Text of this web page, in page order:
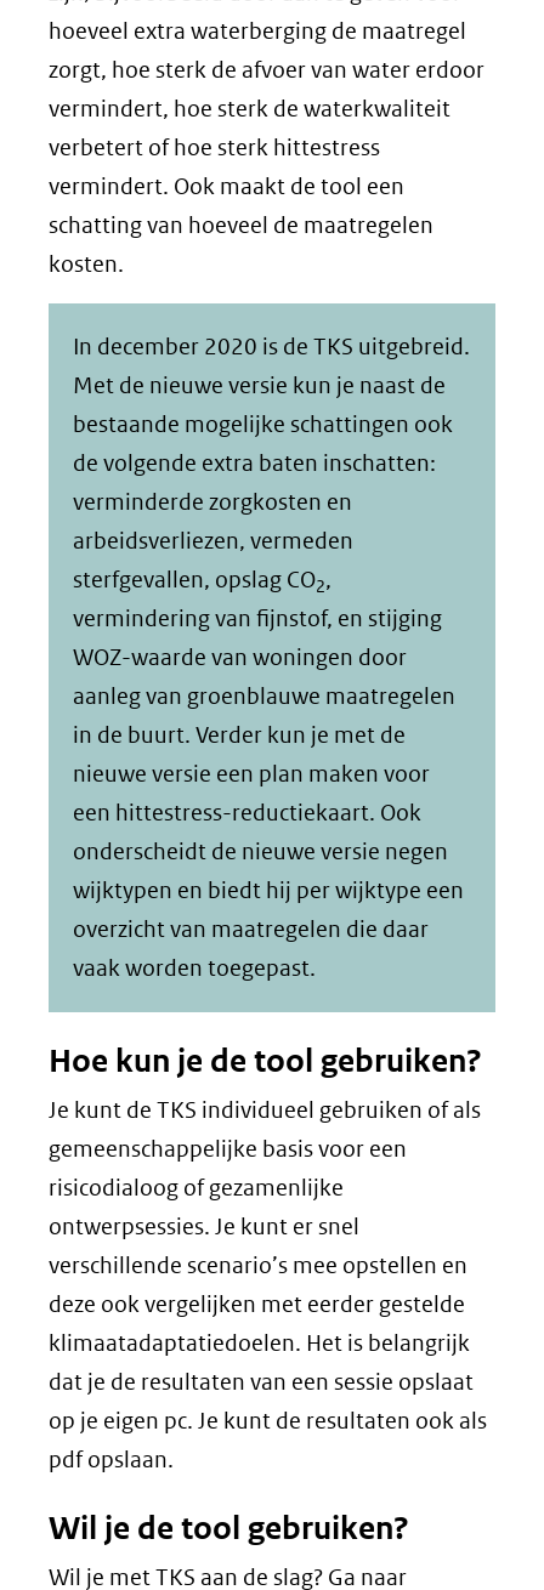
hoeveel extra waterberging de maatregel
zorgt, hoe sterk de afvoer van water erdoor
vermindert, hoe sterk de waterkwaliteit
verbetert of hoe sterk hittestress
vermindert. Ook maakt de tool een
schatting van hoeveel de maatregelen
kosten.
In december 2020 is de TKS uitgebreid.
Met de nieuwe versie kun je naast de
bestaande mogelijke schattingen ook
de volgende extra baten inschatten:
verminderde zorgkosten en
arbeidsverliezen, vermeden
sterfgevallen, opslag CO2,
vermindering van fijnstof, en stijging
WOZ-waarde van woningen door
aanleg van groenblauwe maatregelen
in de buurt. Verder kun je met de
nieuwe versie een plan maken voor
een hittestress-reductiekaart. Ook
onderscheidt de nieuwe versie negen
wijktypen en biedt hij per wijktype een
overzicht van maatregelen die daar
vaak worden toegepast.
Hoe kun je de tool gebruiken?
Je kunt de TKS individueel gebruiken of als
gemeenschappelijke basis voor een
risicodialoog of gezamenlijke
ontwerpsessies. Je kunt er snel
verschillende scenario’s mee opstellen en
deze ook vergelijken met eerder gestelde
klimaatadaptatiedoelen. Het is belangrijk
dat je de resultaten van een sessie opslaat
op je eigen pc. Je kunt de resultaten ook als
pdf opslaan.
Wil je de tool gebruiken?
Wil je met TKS aan de slag? Ga naar